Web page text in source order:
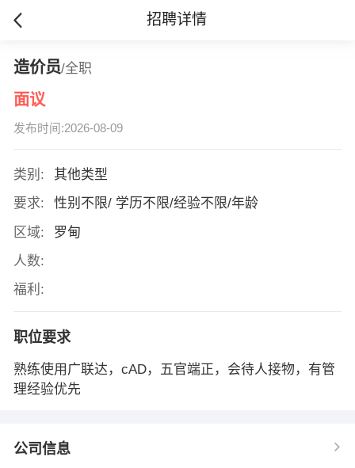
招聘详情
造价员/全职
面议
发布时间:2026-08-09
类别:
其他类型
要求:
性别不限/ 学历不限/经验不限/年龄
区域:
罗甸
人数:
福利:
职位要求
熟练使用广联达，cAD，五官端正，会待人接物，有管
理经验优先
公司信息